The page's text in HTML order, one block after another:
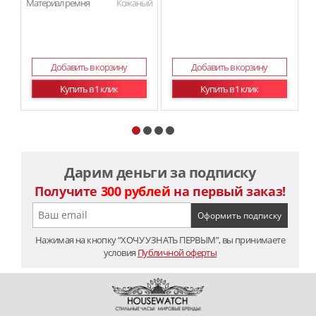
Материал ремня
Кожаный
Добавить в корзину
Купить в 1 клик
Добавить в корзину
Купить в 1 клик
Дарим деньги за подписку
Получите 300 рублей на первый заказ!
Нажимая на кнопку “ХОЧУ УЗНАТЬ ПЕРВЫМ”, вы принимаете
условия Публичной оферты